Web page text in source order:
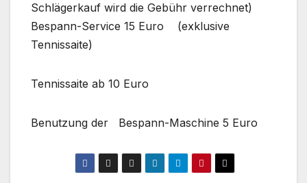
Schlägerkauf wird die Gebühr verrechnet)
Bespann-Service 15 Euro (exklusive
Tennissaite)
Tennissaite ab 10 Euro
Benutzung der Bespann-Maschine 5 Euro